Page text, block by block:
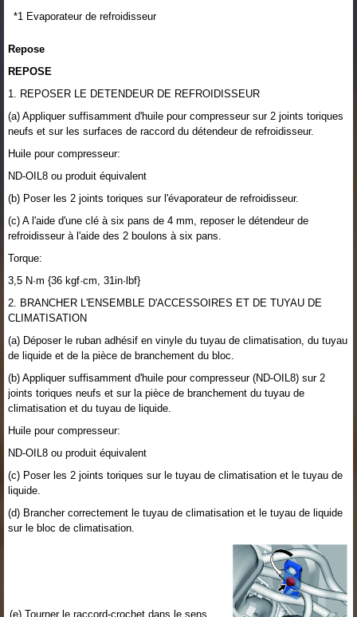
*1 Evaporateur de refroidisseur
Repose
REPOSE
1. REPOSER LE DETENDEUR DE REFROIDISSEUR
(a) Appliquer suffisamment d'huile pour compresseur sur 2 joints toriques
neufs et sur les surfaces de raccord du détendeur de refroidisseur.
Huile pour compresseur:
ND-OIL8 ou produit équivalent
(b) Poser les 2 joints toriques sur l'évaporateur de refroidisseur.
(c) A l'aide d'une clé à six pans de 4 mm, reposer le détendeur de
refroidisseur à l'aide des 2 boulons à six pans.
Torque:
3,5 N·m {36 kgf·cm, 31in·lbf}
2. BRANCHER L'ENSEMBLE D'ACCESSOIRES ET DE TUYAU DE
CLIMATISATION
(a) Déposer le ruban adhésif en vinyle du tuyau de climatisation, du tuyau
de liquide et de la pièce de branchement du bloc.
(b) Appliquer suffisamment d'huile pour compresseur (ND-OIL8) sur 2
joints toriques neufs et sur la pièce de branchement du tuyau de
climatisation et du tuyau de liquide.
Huile pour compresseur:
ND-OIL8 ou produit équivalent
(c) Poser les 2 joints toriques sur le tuyau de climatisation et le tuyau de
liquide.
(d) Brancher correctement le tuyau de climatisation et le tuyau de liquide
sur le bloc de climatisation.
(e) Tourner le raccord-crochet dans le sens